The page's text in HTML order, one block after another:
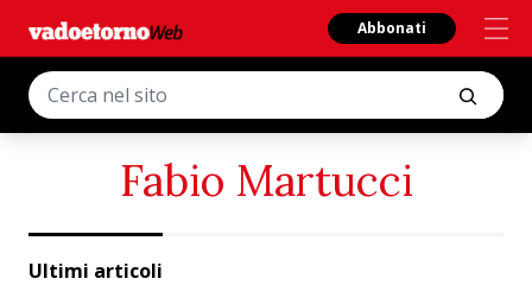
Abbonati
Fabio Martucci
Ultimi articoli